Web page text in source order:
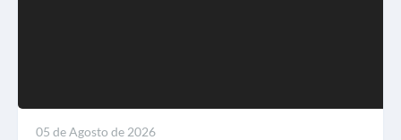
05 de Agosto de 2026